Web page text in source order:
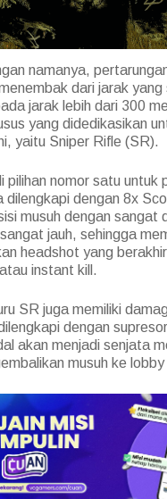
namanya,
dari jarak yang
jarak lebih dari 300
yang didedikasikan
yaitu Sniper Rifle (SR).
pilihan nomor satu untuk
dilengkapi dengan 8x
musuh dengan sangat
jauh, sehingga
headshot yang
instant kill.
SR juga memiliki
dengan
akan menjadi senjata
musuh ke